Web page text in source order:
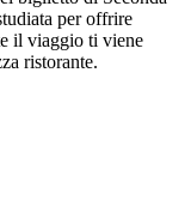
per offrire
il viaggio ti viene
ristorante.